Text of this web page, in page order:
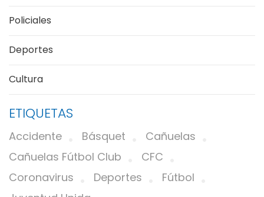
Policiales
Deportes
Cultura
ETIQUETAS
Accidente Básquet
Cañuelas
Cañuelas Fútbol Club
CFC
Coronavirus
Deportes
Fútbol